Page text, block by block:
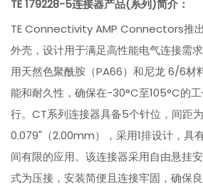
TE 179228-5连接器产品(系列)简介：
TE Connectivity AMP Connectors推
外壳，设计用于满足高性能电气连接需
用天然色聚酰胺（PA66）和尼龙 6/6材
能和耐久性，确保在-30°C至105°C的
行。CT系列连接器具备5个针位，间距为
0.079"（2.00mm），采用1排设计，具
间有限的应用。该连接器采用自由悬挂
式为压接，安装简便且连接牢固，确保